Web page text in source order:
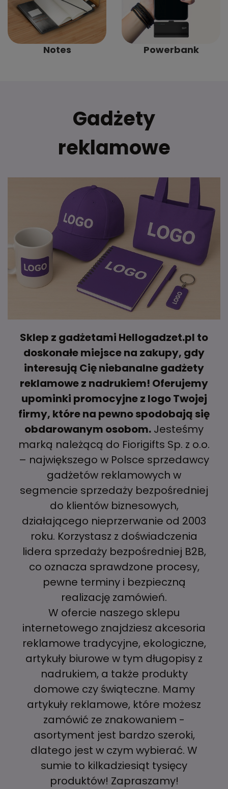
Notes Powerbank
Gadżety
reklamowe
Sklep z gadżetami Hellogadzet.pl to
doskonałe miejsce na zakupy, gdy
interesują Cię niebanalne gadżety
reklamowe z nadrukiem! Oferujemy
upominki promocyjne z logo Twojej
firmy, które na pewno spodobają się
obdarowanym osobom. Jesteśmy
marką należącą do Fiorigifts Sp. z o.o.
– największego w Polsce sprzedawcy
gadżetów reklamowych w
segmencie sprzedaży bezpośredniej
do klientów biznesowych,
działającego nieprzerwanie od 2003
roku. Korzystasz z doświadczenia
lidera sprzedaży bezpośredniej B2B,
co oznacza sprawdzone procesy,
pewne terminy i bezpieczną
realizację zamówień.
W ofercie naszego sklepu
internetowego znajdziesz akcesoria
reklamowe tradycyjne, ekologiczne,
artykuły biurowe w tym długopisy z
nadrukiem, a także produkty
domowe czy świąteczne. Mamy
artykuły reklamowe, które możesz
zamówić ze znakowaniem -
asortyment jest bardzo szeroki,
dlatego jest w czym wybierać. W
sumie to kilkadziesiąt tysięcy
produktów! Zapraszamy!